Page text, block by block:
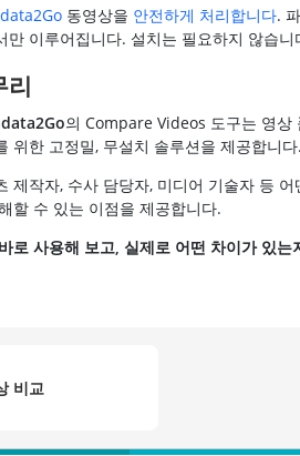
동영상을 안전하게 처리합니다.
만 이루어집니다. 설치는 필요하지 않습니
리
의 Compare Videos 도구는 영상
위한 고정밀, 무설치 솔루션을 제공합니다.
제작자, 수사 담당자, 미디어 기술자 등
할 수 있는 이점을 제공합니다.
로 사용해 보고, 실제로 어떤 차이가 있는
비교